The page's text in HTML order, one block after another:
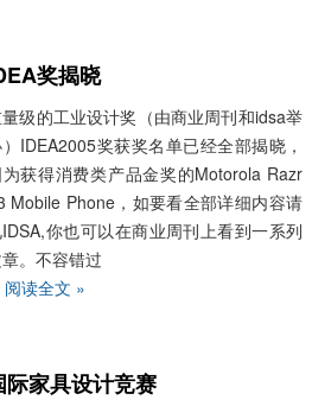
奖揭晓
级的工业设计奖（由商业周刊和idsa举
IDEA2005奖获奖名单已经全部揭晓，
为获得消费类产品金奖的Motorola Razr
Mobile Phone，如要看全部详细内容请
IDSA,你也可以在商业周刊上看到一系列
。不容错过
阅读全文 »
际家具设计竞赛